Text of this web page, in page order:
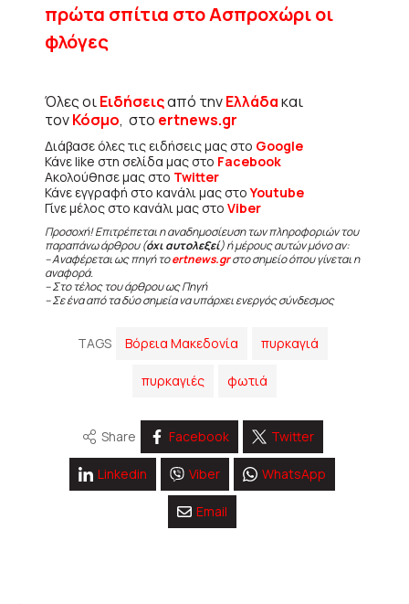
πρώτα σπίτια στο Ασπροχώρι οι
φλόγες
Όλες οιΕιδήσειςαπό τηνΕλλάδακαι
τονΚόσμο, στο ertnews.gr
Διάβασε όλες τις ειδήσεις μας στο Google
Κάνε like στη σελίδα μας στο Facebook
Ακολούθησε μας στο Twitter
Κάνε εγγραφή στο κανάλι μας στοYoutube
Γίνε μέλος στο κανάλι μας στο Viber
Προσοχή! Επιτρέπεται η αναδημοσίευση των πληροφοριών του
παραπάνω άρθρου (όχι αυτολεξεί) ή μέρους αυτών μόνο αν:
– Αναφέρεται ως πηγή τοertnews.grστο σημείο όπου γίνεται η
αναφορά.
– Στο τέλος του άρθρου ως Πηγή
– Σε ένα από τα δύο σημεία να υπάρχει ενεργός σύνδεσμος
TAGS Βόρεια Μακεδονία πυρκαγιά
πυρκαγιές φωτιά
Share Facebook Twitter
Linkedin Viber WhatsApp
Email